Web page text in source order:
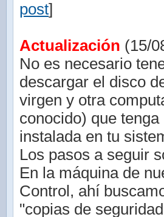
post]
Actualización (15/
No es necesario
descargar el disco
virgen y otra
conocido) que
instalada en tu
Los pasos a seguir
En la máquina de
Control, ahí
"copias de